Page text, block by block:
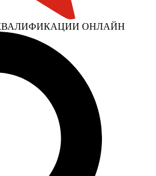
ОНЛАЙН